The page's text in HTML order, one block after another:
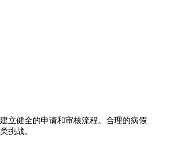
立健全的申请和审核流程。合理的病假
挑战。